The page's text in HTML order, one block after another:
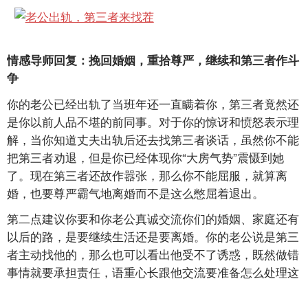
情感导师回复：挽回婚姻，重拾尊严，继续和第三者作斗
争
你的老公已经出轨了当班年还一直瞒着你，第三者竟然还
是你以前人品不堪的前同事。对于你的惊讶和愤怒表示理
解，当你知道丈夫出轨后还去找第三者谈话，虽然你不能
把第三者劝退，但是你已经体现你“大房气势”震慑到她
了。现在第三者还故作嚣张，那么你不能屈服，就算离
婚，也要尊严霸气地离婚而不是这么憋屈着退出。
第二点建议你要和你老公真诚交流你们的婚姻、家庭还有
以后的路，是要继续生活还是要离婚。你的老公说是第三
者主动找他的，那么也可以看出他受不了诱惑，既然做错
事情就要承担责任，语重心长跟他交流要准备怎么处理这